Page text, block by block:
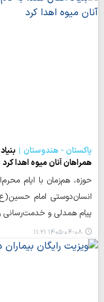
پاکستان - هندوستان
همراهان آنان میوه اهدا کرد
حوزه، هم‌زمان با ایام
انسان‌دوستی امام
پیام همدلی و خدمت‌رسانی
۱۴۰۵-۰۴-۰۸ ۱۱:۲۱